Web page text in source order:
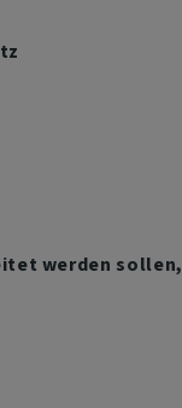
werden sollen,